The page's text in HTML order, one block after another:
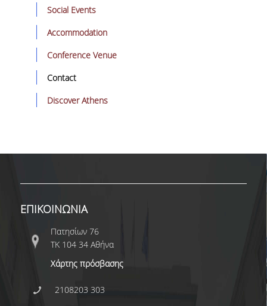
ΜΑΘΗΜΑΤΑ ΕΛΕΥΘΕΡΗΣ ΕΠΙΛΟΓΗΣ ΑΠΟ
ΠΡΑΚΤΙΚΗ ΑΣΚΗΣΗ
ΑΝΑΚΟΙΝΩΣΕΙΣ ΠΡΑΚΤΙΚΗΣ ΑΣΚΗΣΗΣ
ΚΑΘΗΓΗΤΕΣ-ΣΥΜΒΟΥΛΟΙ ΣΠΟΥΔΩΝ
Social Events
Accommodation
Conference Venue
Contact
Discover Athens
ΕΠΙΚΟΙΝΩΝΙΑ
Πατησίων 76
ΤΚ 104 34 Αθήνα
Χάρτης πρόσβασης
2108203 303